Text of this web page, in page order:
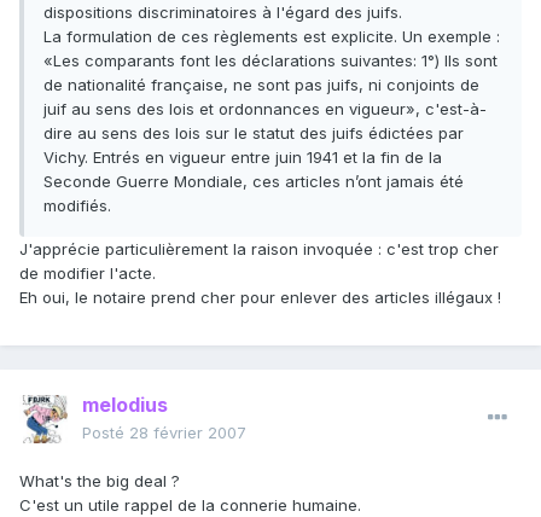
dispositions discriminatoires à l'égard des juifs.
La formulation de ces règlements est explicite. Un exemple :
«Les comparants font les déclarations suivantes: 1°) Ils sont
de nationalité française, ne sont pas juifs, ni conjoints de
juif au sens des lois et ordonnances en vigueur», c'est-à-
dire au sens des lois sur le statut des juifs édictées par
Vichy. Entrés en vigueur entre juin 1941 et la fin de la
Seconde Guerre Mondiale, ces articles n’ont jamais été
modifiés.
J'apprécie particulièrement la raison invoquée : c'est trop cher
de modifier l'acte.
Eh oui, le notaire prend cher pour enlever des articles illégaux !
melodius
Posté 28 février 2007
What's the big deal ?
C'est un utile rappel de la connerie humaine.